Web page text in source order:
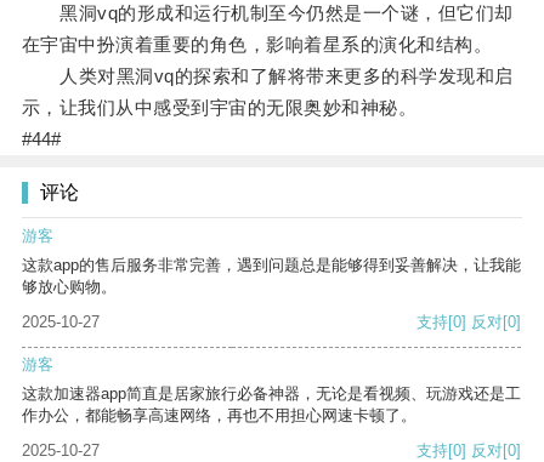
黑洞vq的形成和运行机制至今仍然是一个谜，但它们却
在宇宙中扮演着重要的角色，影响着星系的演化和结构。
人类对黑洞vq的探索和了解将带来更多的科学发现和启
示，让我们从中感受到宇宙的无限奥妙和神秘。
#44#
评论
游客
这款app的售后服务非常完善，遇到问题总是能够得到妥善解决，让我能
够放心购物。
2025-10-27
支持[0] 反对[0]
游客
这款加速器app简直是居家旅行必备神器，无论是看视频、玩游戏还是工
作办公，都能畅享高速网络，再也不用担心网速卡顿了。
2025-10-27
支持[0] 反对[0]